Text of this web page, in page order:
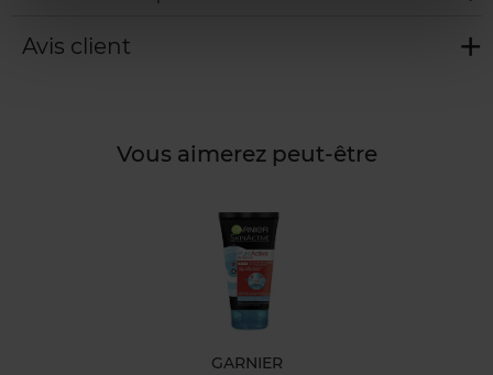
Avis client
Vous aimerez peut-être
GARNIER